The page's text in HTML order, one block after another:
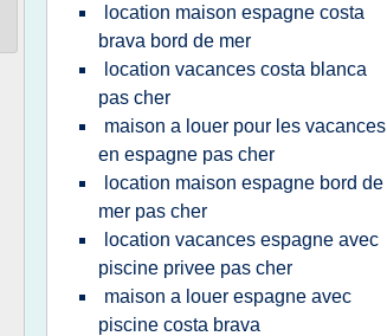
location maison espagne costa
brava bord de mer
location vacances costa blanca
pas cher
maison a louer pour les vacances
en espagne pas cher
location maison espagne bord de
mer pas cher
location vacances espagne avec
piscine privee pas cher
maison a louer espagne avec
piscine costa brava